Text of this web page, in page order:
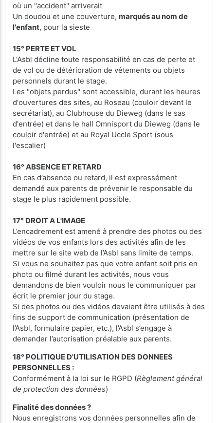
où un "accident" arriverait
Un doudou et une couverture, marqués au nom de
l'enfant, pour la sieste
15° PERTE ET VOL
L'Asbl décline toute responsabilité en cas de perte et
de vol ou de détérioration de vêtements ou objets
personnels durant le stage.
Les "objets perdus" sont accessible, durant les heures
d'ouvertures des sites, au Roseau (couloir devant le
secrétariat), au Clubhouse du Dieweg (dans le sas
d'entrée) et dans le hall Omnisport du Dieweg (dans le
couloir d'entrée) et au Royal Uccle Sport (sous
l'escalier)
16° ABSENCE ET RETARD
En cas d’absence ou retard, il est expressément
demandé aux parents de prévenir le responsable du
stage le plus rapidement possible.
17° DROIT A L'IMAGE
L’encadrement est amené à prendre des photos ou des
vidéos de vos enfants lors des activités afin de les
mettre sur le site web de l’Asbl sans limite de temps.
Si vous ne souhaitez pas que votre enfant soit pris en
photo ou filmé durant les activités, nous vous
demandons de bien vouloir nous le communiquer par
écrit le premier jour du stage.
Si des photos ou des vidéos devaient être utilisés à des
fins de support de communication (présentation de
l’Asbl, formulaire papier, etc.), l’Asbl s’engage à
demander l’autorisation préalable aux parents.
18° POLITIQUE D'UTILISATION DES DONNEES
PERSONNELLES :
Conformément à la loi sur le RGPD (Règlement général
de protection des données)
Finalité des données ?
Nous enregistrons vos données personnelles afin de